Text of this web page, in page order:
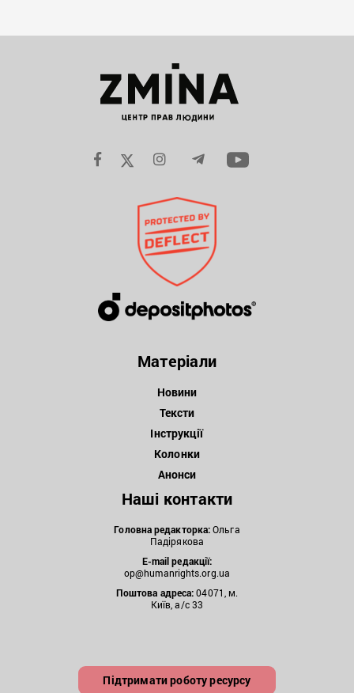
Матеріали
Новини
Тексти
Інструкції
Колонки
Анонси
Наші контакти
Головна редакторка:Ольга
Падірякова
E-mail редакції:
op@humanrights.org.ua
Поштова адреса:04071, м.
Київ, а/с 33
Підтримати роботу ресурсу